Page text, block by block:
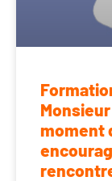
moment